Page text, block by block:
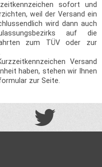
sofort und
weil der Versand ein
wird dann auch
auf die
zum TÜV oder zur
Versand
haben, stehen wir Ihnen
zur Seite.